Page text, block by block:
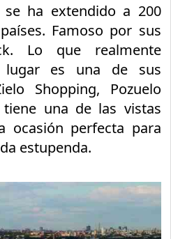
ha extendido a 200
Famoso por sus
Lo que realmente
lugar es una de sus
Shopping, Pozuelo
una de las vistas
ocasión perfecta para
estupenda.